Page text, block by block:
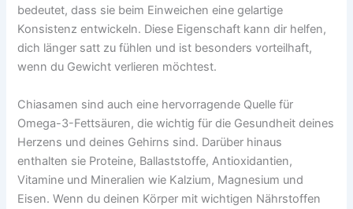
bedeutet, dass sie beim Einweichen eine gelartige
Konsistenz entwickeln. Diese Eigenschaft kann dir helfen,
dich länger satt zu fühlen und ist besonders vorteilhaft,
wenn du Gewicht verlieren möchtest.
Chiasamen sind auch eine hervorragende Quelle für
Omega-3-Fettsäuren, die wichtig für die Gesundheit deines
Herzens und deines Gehirns sind. Darüber hinaus
enthalten sie Proteine, Ballaststoffe, Antioxidantien,
Vitamine und Mineralien wie Kalzium, Magnesium und
Eisen. Wenn du deinen Körper mit wichtigen Nährstoffen